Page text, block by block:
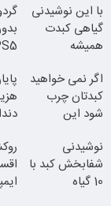
با این نوشیدنی
گیاهی کبدت
همیشه
اگر نمی خواهید
کبدتان چرب
شود این
طعم را بنوشید
نوشیدنی
شفابخش کبد با
10 گیاه